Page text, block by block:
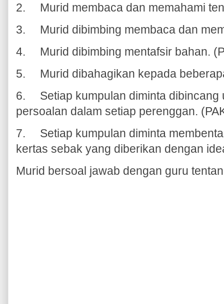
2.
Murid membaca dan memahami
3.
Murid dibimbing membaca dan
4.
Murid dibimbing mentafsir bahan.
5.
Murid dibahagikan kepada
6.
Setiap kumpulan diminta
persoalan dalam setiap perenggan.
7.
Setiap kumpulan diminta
kertas sebak yang diberikan dengan
Murid bersoal jawab dengan guru